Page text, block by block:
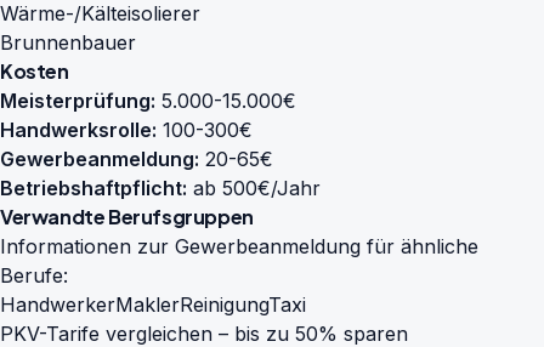
Wärme-/Kälteisolierer
Brunnenbauer
Kosten
Meisterprüfung: 5.000-15.000€
Handwerksrolle: 100-300€
Gewerbeanmeldung: 20-65€
Betriebshaftpflicht: ab 500€/Jahr
Verwandte Berufsgruppen
Informationen zur Gewerbeanmeldung für ähnliche
Berufe:
HandwerkerMaklerReinigungTaxi
PKV-Tarife vergleichen – bis zu 50% sparen